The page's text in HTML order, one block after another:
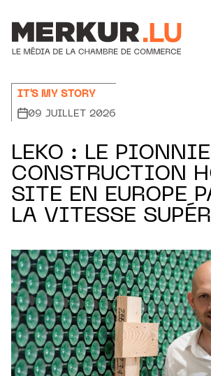
IT'S MY STORY
09 JUILLET 2026
LEKO : LE
CONSTRUCTION
SITE EN EUROPE
LA VITESSE